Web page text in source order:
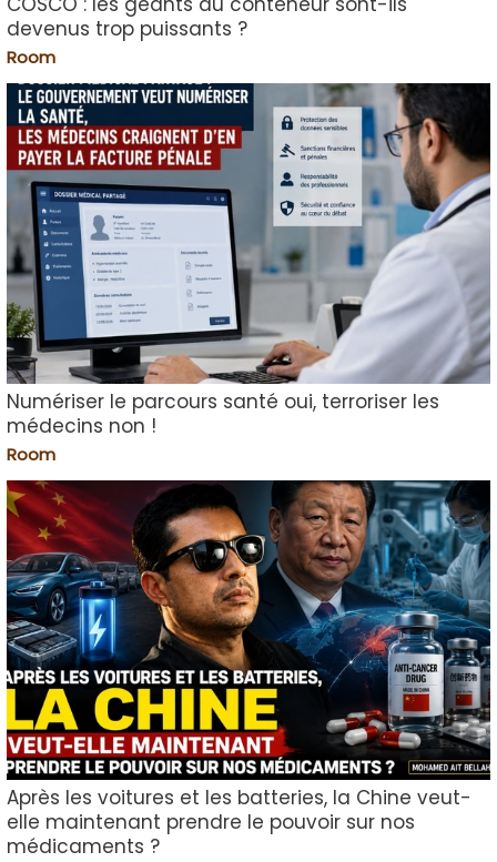
devenus trop puissants ?
Room
Numériser le parcours santé oui, terroriser les
médecins non !
Room
Après les voitures et les batteries, la Chine veut-
elle maintenant prendre le pouvoir sur nos
médicaments ?